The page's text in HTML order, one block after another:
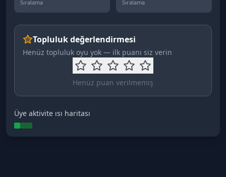
Sıralama
Sıralama
Topluluk değerlendirmesi
Henüz topluluk oyu yok — ilk puanı siz verin
Henüz puan verilmemiş
Üye aktivite ısı haritası